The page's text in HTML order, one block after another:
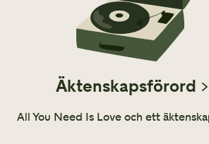
Äktenskapsförord
All You Need Is Love och ett